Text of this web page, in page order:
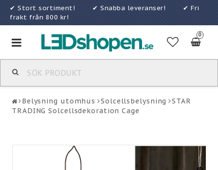
✔ Stort sortiment! ✔ Snabba leveranser! ✔ Fri
frakt från 800 kr!
0
Toggle
navigation
Belysning utomhus Solcellsbelysning
STAR
TRADING Solcellsdekoration Cage